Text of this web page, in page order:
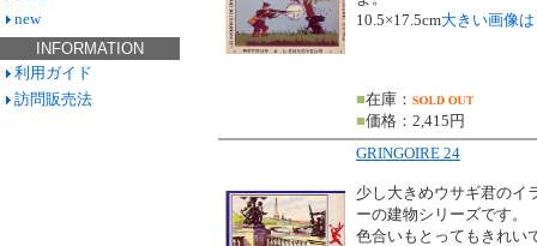
new
INFORMATION
利用ガイド
訪問販売法
10.5×17.5cm大きい画像
■在庫：
■価格：2,415円
GRINGOIRE 24
少し大きめウサギ君のイ
ーの建物シリーズです。
色合いもとってもきれい